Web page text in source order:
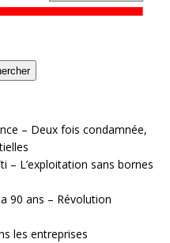
– Deux fois condamnée,
– L’exploitation sans bornes
90 ans – Révolution
les entreprises